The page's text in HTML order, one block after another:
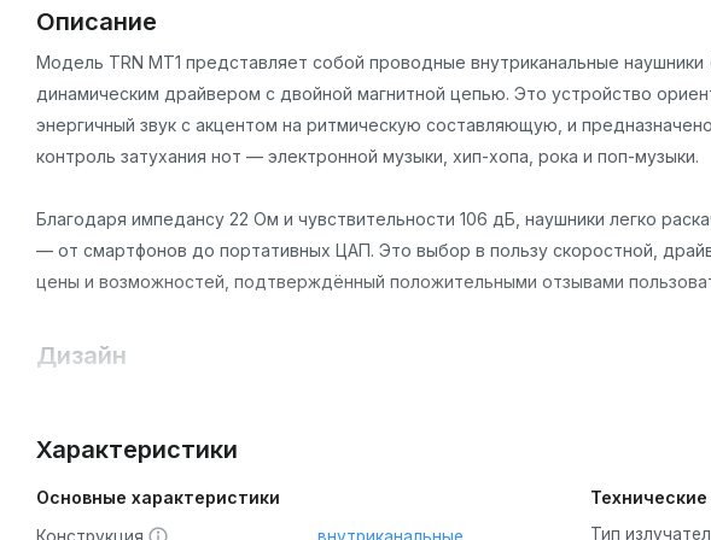
Описание
Модель TRN MT1 представляет собой проводные внутриканальные
динамическим драйвером с двойной магнитной цепью. Это устройство
энергичный звук с акцентом на ритмическую составляющую, и
контроль затухания нот — электронной музыки, хип-хопа, рока и поп-музыки.
Благодаря импедансу 22 Ом и чувствительности 106 дБ, наушники легко
— от смартфонов до портативных ЦАП. Это выбор в пользу скоростной,
цены и возможностей, подтверждённый положительными отзывами
Дизайн
обеспечивает прочность, глянцевый блеск и визуальную прозрачность.
изумрудно-зелёный и классический чёрный. Эргономичная форма корпуса
для надёжной фиксации даже во время активных движений, таких как бег
Характеристики
Основные характеристики
Тип